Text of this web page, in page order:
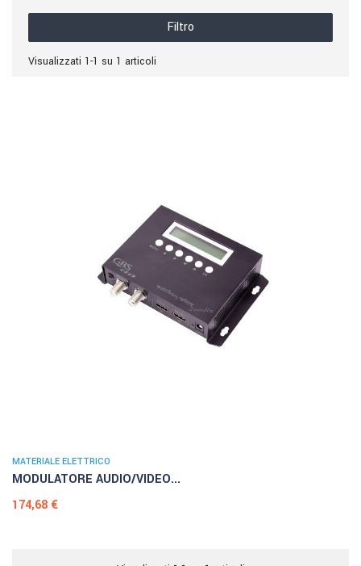
Filtro
Visualizzati 1-1 su 1 articoli
MATERIALE ELETTRICO
MODULATORE AUDIO/VIDEO...
Prezzo
174,68 €